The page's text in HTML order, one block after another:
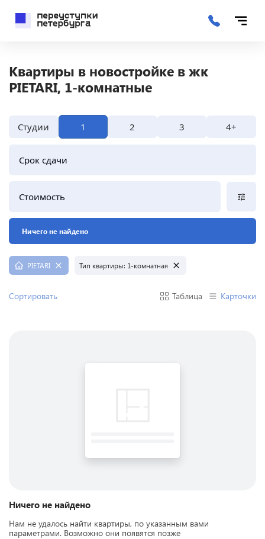
Квартиры в новостройке в жк
PIETARI, 1-комнатные
Студии 1 2 3 4+
Срок сдачи
Стоимость
Ничего не найдено
PIETARI Тип квартиры: 1-комнатная
Сортировать Таблица Карточки
Ничего не найдено
Нам не удалось найти квартиры, по указанным вами
параметрами. Возможно они появятся позже